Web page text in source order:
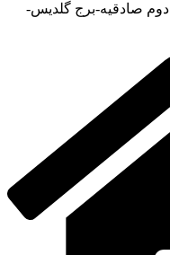
صادقیه-برج گلدیس-